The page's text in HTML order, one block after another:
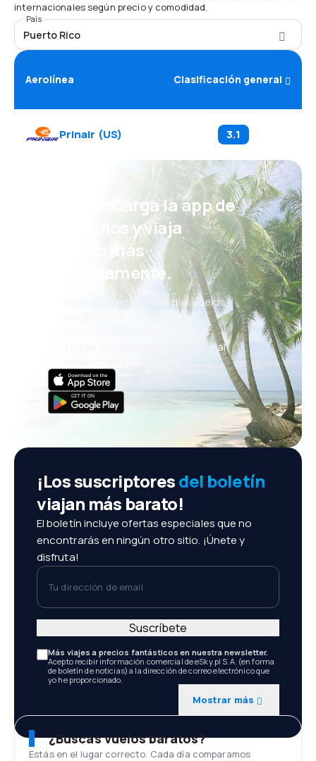
internacionales según precio y comodidad.
País
Puerto Rico
Aerolínea Clasificación general
Prinair (US) 3.1
¡Eh! Descarga la app de
eDestinos y viaja
incluso más
cómodamente.
Nuevas ofertas cada día: vuelos,
vacaciones, escapadas
Cómoda gestión de reservas
¡Todo lo que importa, siempre al
¡Los suscriptoresdel boletín
viajan más barato!
El boletín incluye ofertas especiales que no
encontrarás en ningún otro sitio. ¡Únete y
disfruta!
Tu dirección de email
Más viajes a precios fantásticos en nuestra newsletter.
Acepto recibir información comercial de eSky.pl S.A. (en forma
de boletín de noticias) a la dirección de correo electrónico que
yo he proporcionado.
Mostrar más
Suscríbete
¿Buscas vuelos baratos?
Estás en el lugar correcto. Cada día comparamos